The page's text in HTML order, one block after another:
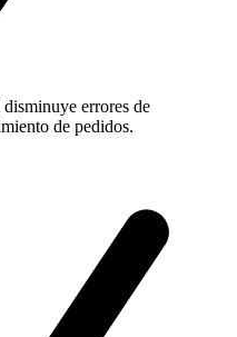
errores de
de pedidos.